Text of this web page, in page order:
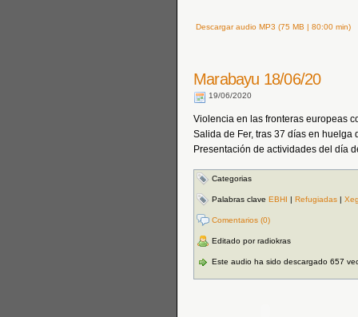
Descargar audio MP3 (75 MB | 80:00 min)
Marabayu 18/06/20
19/06/2020
Violencia en las fronteras europeas
Salida de Fer, tras 37 días en huelga
Presentación de actividades del día
Categorias
Palabras clave EBHI | Refugiadas |
Comentarios (0)
Editado por radiokras
Este audio ha sido descargado 657